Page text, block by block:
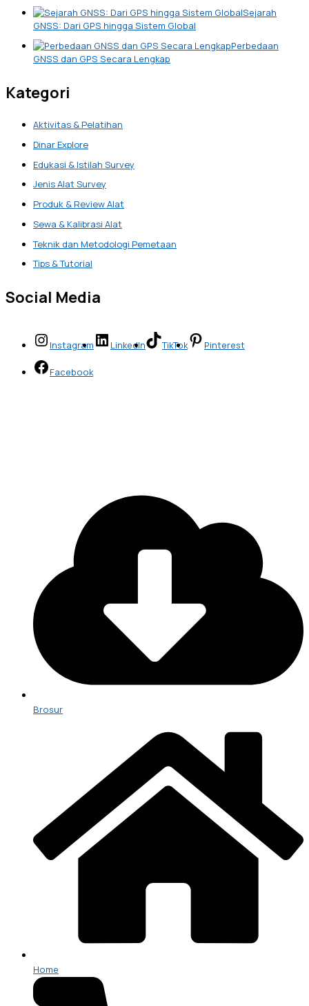
Sejarah
GNSS: Dari GPS hingga Sistem Global
Perbedaan
GNSS dan GPS Secara Lengkap
Kategori
Aktivitas & Pelatihan
Dinar Explore
Edukasi & Istilah Survey
Jenis Alat Survey
Produk & Review Alat
Sewa & Kalibrasi Alat
Teknik dan Metodologi Pemetaan
Tips & Tutorial
Social Media
Instagram LinkedIn TikTok Pinterest
Facebook
Brosur
Home